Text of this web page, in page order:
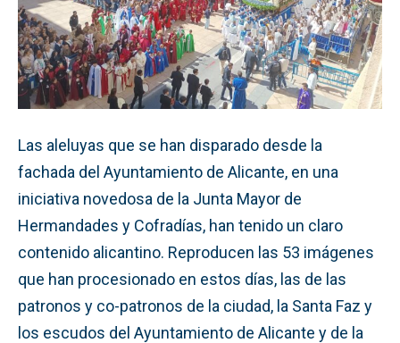
Las aleluyas que se han disparado desde la
fachada del Ayuntamiento de Alicante, en una
iniciativa novedosa de la Junta Mayor de
Hermandades y Cofradías, han tenido un claro
contenido alicantino. Reproducen las 53 imágenes
que han procesionado en estos días, las de las
patronos y co-patronos de la ciudad, la Santa Faz y
los escudos del Ayuntamiento de Alicante y de la